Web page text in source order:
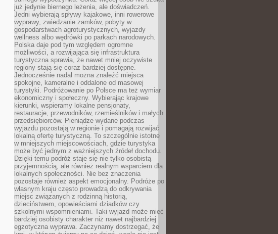
już jedynie biernego leżenia, ale doświadczeń.
Jedni wybierają spływy kajakowe, inni rowerowe
wyprawy, zwiedzanie zamków, pobyty w
gospodarstwach agroturystycznych, wyjazdy
wellness albo wędrówki po parkach narodowych.
Polska daje pod tym względem ogromne
możliwości, a rozwijająca się infrastruktura
turystyczna sprawia, że nawet mniej oczywiste
regiony stają się coraz bardziej dostępne.
Jednocześnie nadal można znaleźć miejsca
spokojne, kameralne i oddalone od masowej
turystyki. Podróżowanie po Polsce ma też wymiar
ekonomiczny i społeczny. Wybierając krajowe
kierunki, wspieramy lokalne pensjonaty,
restauracje, przewodników, rzemieślników i małych
przedsiębiorców. Pieniądze wydane podczas
wyjazdu pozostają w regionie i pomagają rozwijać
lokalną ofertę turystyczną. To szczególnie istotne
w mniejszych miejscowościach, gdzie turystyka
może być jednym z ważniejszych źródeł dochodu.
Dzięki temu podróż staje się nie tylko osobistą
przyjemnością, ale również realnym wsparciem dla
lokalnych społeczności. Nie bez znaczenia
pozostaje również aspekt emocjonalny. Podróże po
własnym kraju często prowadzą do odkrywania
miejsc związanych z rodzinną historią,
dzieciństwem, opowieściami dziadków czy
szkolnymi wspomnieniami. Taki wyjazd może mieć
bardziej osobisty charakter niż nawet najbardziej
egzotyczna wyprawa. Zaczynamy dostrzegać, że